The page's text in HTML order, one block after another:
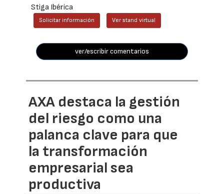
Stiga Ibérica
Solicitar información Ver stand virtual
ver/escribir comentarios
AXA destaca la gestión
del riesgo como una
palanca clave para que
la transformación
empresarial sea
productiva